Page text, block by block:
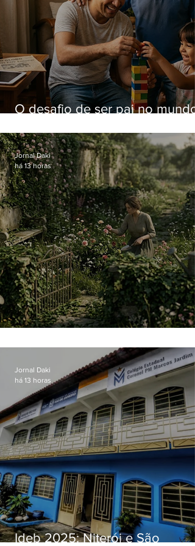
O desafio de ser pai no mundo
Jornal Daki
há 13 horas
Ideb 2025: Niterói e São
Jornal Daki
há 13 horas